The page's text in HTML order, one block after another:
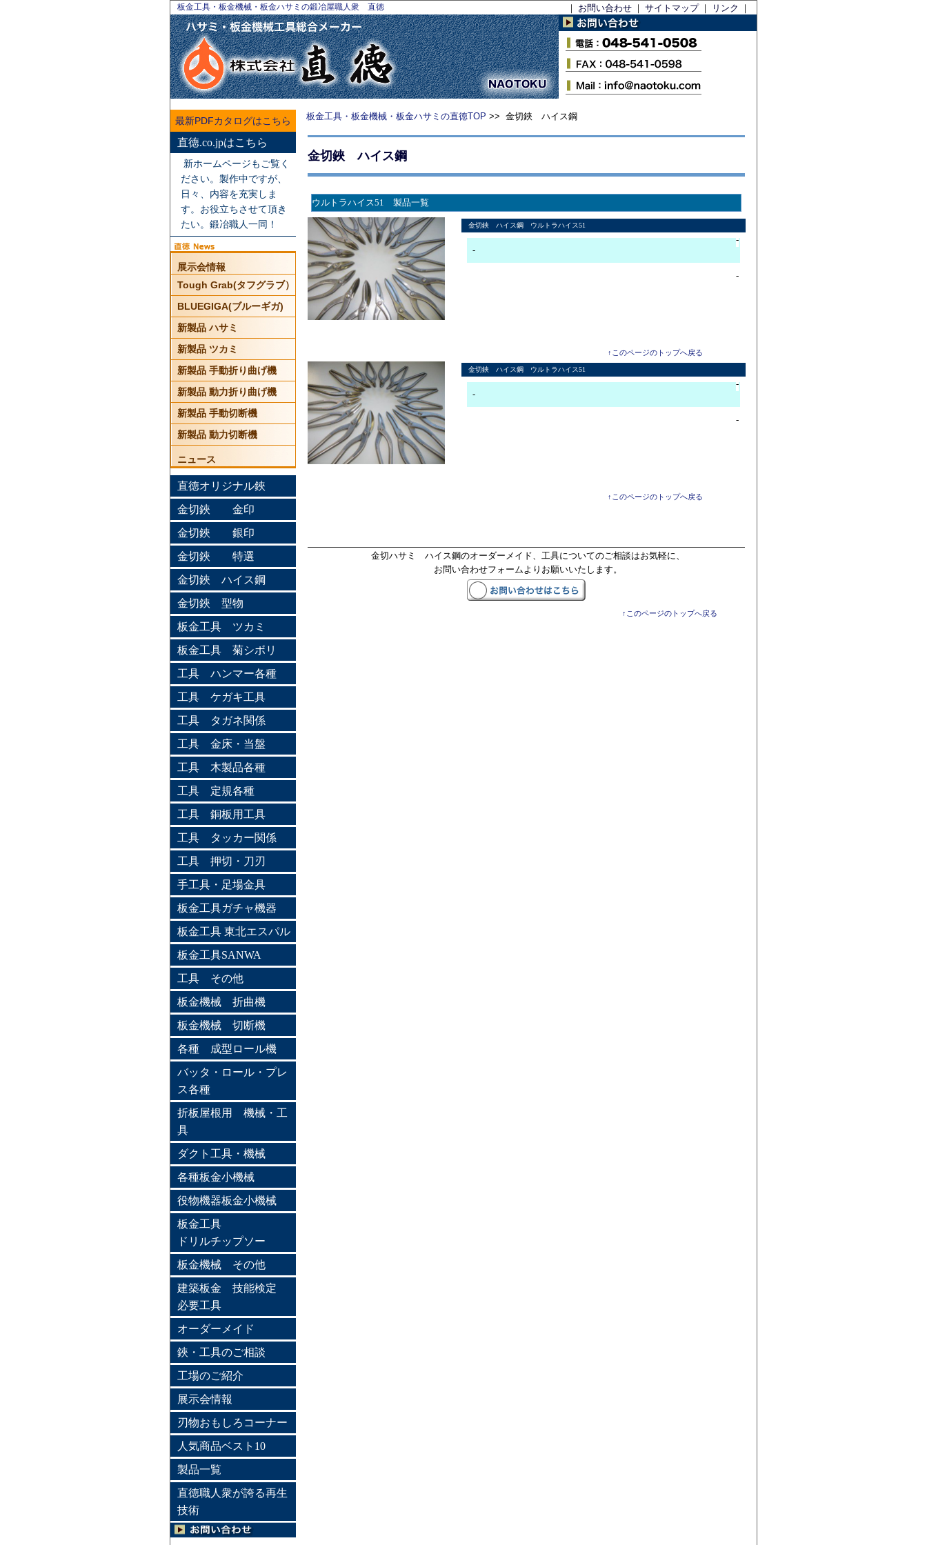
板金工具・板金機械・板金ハサミの鍛冶屋職人衆 直徳 ｜ お問い合わせ ｜ サイトマップ｜ リンク ｜
最新PDFカタログはこちら
直徳.co.jpはこちら
新ホームページもご覧く
ださい。製作中ですが、
日々、内容を充実しま
す。お役立ちさせて頂き
たい。鍛冶職人一同！
展示会情報
Tough Grab(タフグラブ）
BLUEGIGA(ブルーギガ)
新製品 ハサミ
新製品 ツカミ
新製品 手動折り曲げ機
新製品 動力折り曲げ機
新製品 手動切断機
新製品 動力切断機
ニュース
直徳オリジナル鋏
金切鋏 金印
金切鋏 銀印
金切鋏 特選
金切鋏 ハイス鋼
金切鋏 型物
板金工具 ツカミ
板金工具 菊シボリ
工具 ハンマー各種
工具 ケガキ工具
工具 タガネ関係
工具 金床・当盤
工具 木製品各種
工具 定規各種
工具 銅板用工具
工具 タッカー関係
工具 押切・刀刃
手工具・足場金具
板金工具ガチャ機器
板金工具 東北エスパル
板金工具SANWA
工具 その他
板金機械 折曲機
板金機械 切断機
各種 成型ロール機
バッタ・ロール・プレ
ス各種
折板屋根用 機械・工
具
ダクト工具・機械
各種板金小機械
役物機器板金小機械
板金工具
ドリルチップソー
板金機械 その他
建築板金 技能検定
必要工具
オーダーメイド
鋏・工具のご相談
工場のご紹介
展示会情報
刃物おもしろコーナー
人気商品ベスト10
製品一覧
直徳職人衆が誇る再生
技術
板金工具・板金機械・板金ハサミの直徳TOP >> 金切鋏 ハイス鋼
金切鋏 ハイス鋼
ウルトラハイス51 製品一覧
金切鋏 ハイス鋼 ウルトラハイス51
-
-
-
↑このページのトップへ戻る
金切鋏 ハイス鋼 ウルトラハイス51
-
-
-
↑このページのトップへ戻る
金切ハサミ ハイス鋼のオーダーメイド、工具についてのご相談はお気軽に、
お問い合わせフォームよりお願いいたします。
↑このページのトップへ戻る